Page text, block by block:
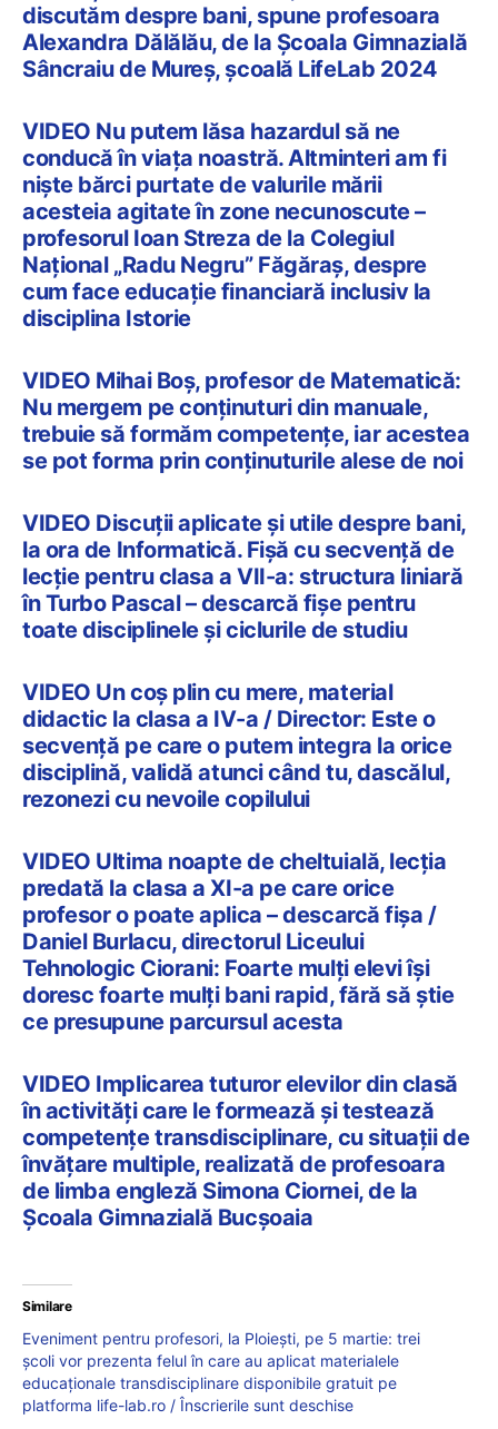
discutăm despre bani, spune profesoara
Alexandra Dălălău, de la Școala Gimnazială
Sâncraiu de Mureș, școală LifeLab 2024
VIDEO Nu putem lăsa hazardul să ne
conducă în viața noastră. Altminteri am fi
niște bărci purtate de valurile mării
acesteia agitate în zone necunoscute –
profesorul Ioan Streza de la Colegiul
Național „Radu Negru” Făgăraș, despre
cum face educație financiară inclusiv la
disciplina Istorie
VIDEO Mihai Boș, profesor de Matematică:
Nu mergem pe conținuturi din manuale,
trebuie să formăm competențe, iar acestea
se pot forma prin conținuturile alese de noi
VIDEO Discuții aplicate și utile despre bani,
la ora de Informatică. Fișă cu secvență de
lecție pentru clasa a VII-a: structura liniară
în Turbo Pascal – descarcă fișe pentru
toate disciplinele și ciclurile de studiu
VIDEO Un coș plin cu mere, material
didactic la clasa a IV-a / Director: Este o
secvență pe care o putem integra la orice
disciplină, validă atunci când tu, dascălul,
rezonezi cu nevoile copilului
VIDEO Ultima noapte de cheltuială, lecția
predată la clasa a XI-a pe care orice
profesor o poate aplica – descarcă fișa /
Daniel Burlacu, directorul Liceului
Tehnologic Ciorani: Foarte mulți elevi își
doresc foarte mulți bani rapid, fără să știe
ce presupune parcursul acesta
VIDEO Implicarea tuturor elevilor din clasă
în activități care le formează și testează
competențe transdisciplinare, cu situații de
învățare multiple, realizată de profesoara
de limba engleză Simona Ciornei, de la
Școala Gimnazială Bucșoaia
Similare
Eveniment pentru profesori, la Ploiești, pe 5 martie: trei
școli vor prezenta felul în care au aplicat materialele
educaționale transdisciplinare disponibile gratuit pe
platforma life-lab.ro / Înscrierile sunt deschise